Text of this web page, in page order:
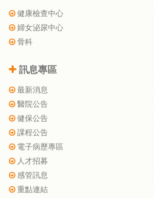
健康檢查中心
婦女泌尿中心
骨科
訊息專區
最新消息
醫院公告
健保公告
課程公告
電子病歷專區
人才招募
感管訊息
重點連結